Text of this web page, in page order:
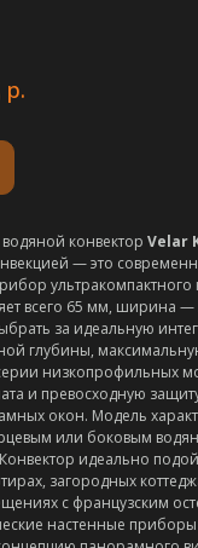
р.
конвектор Velar
— это
ультракомпактного
всего 65 мм, ширина
за идеальную
глубины,
низкопрофильных
и превосходную
окон. Модель
или боковым
идеально
загородных
с французским
настенные